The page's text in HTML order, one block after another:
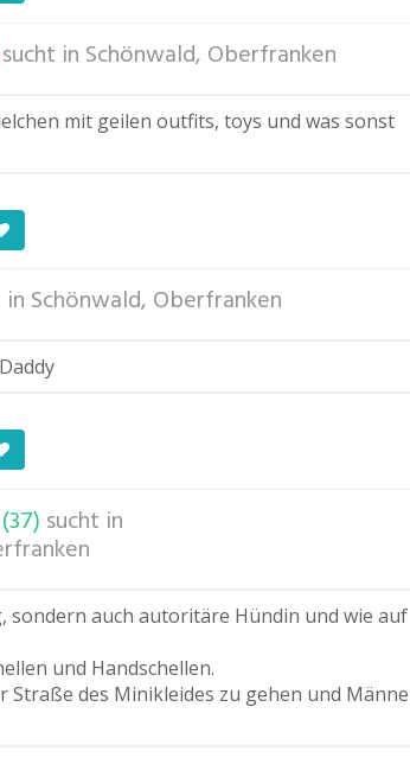
sucht in Schönwald, Oberfranken
mit geilen outfits, toys und was sonst
in Schönwald, Oberfranken
sucht in
sondern auch autoritäre Hündin und wie auf
und Handschellen.
Straße des Minikleides zu gehen und